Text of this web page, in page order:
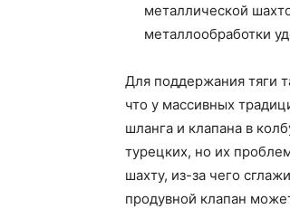
металлической
металлообработки
Для поддержания тяги
что у массивных
шланга и клапана в
турецких, но их
шахту, из-за чего
продувной клапан